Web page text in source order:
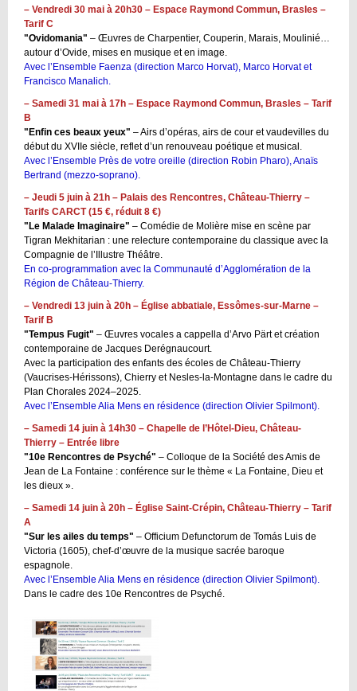
– Vendredi 30 mai à 20h30 – Espace Raymond Commun, Brasles –
Tarif C
"Ovidomania" – Œuvres de Charpentier, Couperin, Marais, Moulinié…
autour d’Ovide, mises en musique et en image.
Avec l’Ensemble Faenza (direction Marco Horvat), Marco Horvat et
Francisco Manalich.
– Samedi 31 mai à 17h – Espace Raymond Commun, Brasles – Tarif
B
"Enfin ces beaux yeux" – Airs d’opéras, airs de cour et vaudevilles du
début du XVIIe siècle, reflet d’un renouveau poétique et musical.
Avec l’Ensemble Près de votre oreille (direction Robin Pharo), Anaïs
Bertrand (mezzo-soprano).
– Jeudi 5 juin à 21h – Palais des Rencontres, Château-Thierry –
Tarifs CARCT (15 €, réduit 8 €)
"Le Malade Imaginaire" – Comédie de Molière mise en scène par
Tigran Mekhitarian : une relecture contemporaine du classique avec la
Compagnie de l’Illustre Théâtre.
En co-programmation avec la Communauté d’Agglomération de la
Région de Château-Thierry.
– Vendredi 13 juin à 20h – Église abbatiale, Essômes-sur-Marne –
Tarif B
"Tempus Fugit" – Œuvres vocales a cappella d’Arvo Pärt et création
contemporaine de Jacques Derégnaucourt.
Avec la participation des enfants des écoles de Château-Thierry
(Vaucrises-Hérissons), Chierry et Nesles-la-Montagne dans le cadre du
Plan Chorales 2024–2025.
Avec l’Ensemble Alia Mens en résidence (direction Olivier Spilmont).
– Samedi 14 juin à 14h30 – Chapelle de l’Hôtel-Dieu, Château-
Thierry – Entrée libre
"10e Rencontres de Psyché" – Colloque de la Société des Amis de
Jean de La Fontaine : conférence sur le thème « La Fontaine, Dieu et
les dieux ».
– Samedi 14 juin à 20h – Église Saint-Crépin, Château-Thierry – Tarif
A
"Sur les ailes du temps" – Officium Defunctorum de Tomás Luis de
Victoria (1605), chef-d’œuvre de la musique sacrée baroque
espagnole.
Avec l’Ensemble Alia Mens en résidence (direction Olivier Spilmont).
Dans le cadre des 10e Rencontres de Psyché.